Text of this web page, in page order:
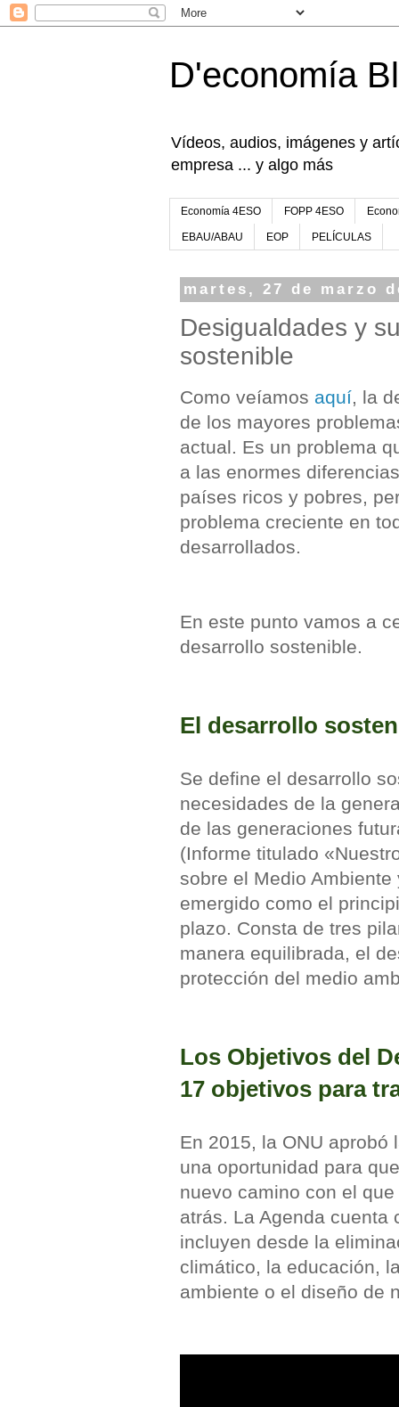
D'economía
Vídeos, audios, imágenes y
empresa ... y algo más
Economía 4ESO FOPP 4ESO
EBAU/ABAU EOP PELÍCULAS
martes, 27 de marzo
Desigualdades y
sostenible
Como veíamos aquí, la
de los mayores
actual. Es un problema
a las enormes
países ricos y pobres,
problema creciente en
desarrollados.
En este punto vamos a
desarrollo sostenible.
El desarrollo
Se define el desarrollo
necesidades de la
de las generaciones
(Informe titulado
sobre el Medio
emergido como el
plazo. Consta de tres
manera equilibrada, el
protección del medio
Los Objetivos del
17 objetivos para
En 2015, la ONU aprobó
una oportunidad para
nuevo camino con el
atrás. La Agenda cuenta
incluyen desde la
climático, la educación,
ambiente o el diseño de